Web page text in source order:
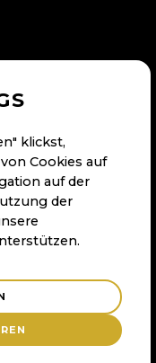
klickst,
Cookies auf
auf der
der